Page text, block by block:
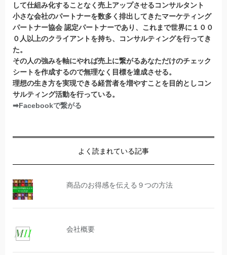
して仕組み化することなく売上アップさせるコンサルタント
小さな会社のパートナーを数多く排出してきたマーケティング
パートナー協会 認定パートナーであり、これまで世界に１００
０人以上のクライアントを持ち、コンサルティングを行ってき
た。
その人の強みを軸にやれば売上に繋がるあなただけのチェック
シートを作成するので無理なく目標を達成させる。
理想の生き方を実現できる経営者を増やすことを目的としコン
サルティング活動を行っている。
➡Facebookで繋がる
よく読まれている記事
商品のお得感を伝える９つの方法
会社概要